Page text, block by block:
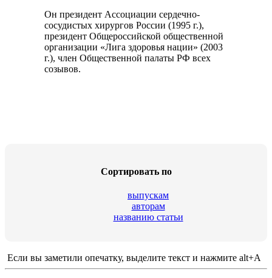
Он президент Ассоциации сердечно-
сосудистых хирургов России (1995 г.),
президент Общероссийской общественной
организации «Лига здоровья нации» (2003
г.), член Общественной палаты РФ всех
созывов.
Cортировать по
выпускам
авторам
названию статьи
Если вы заметили опечатку, выделите текст и нажмите alt+A